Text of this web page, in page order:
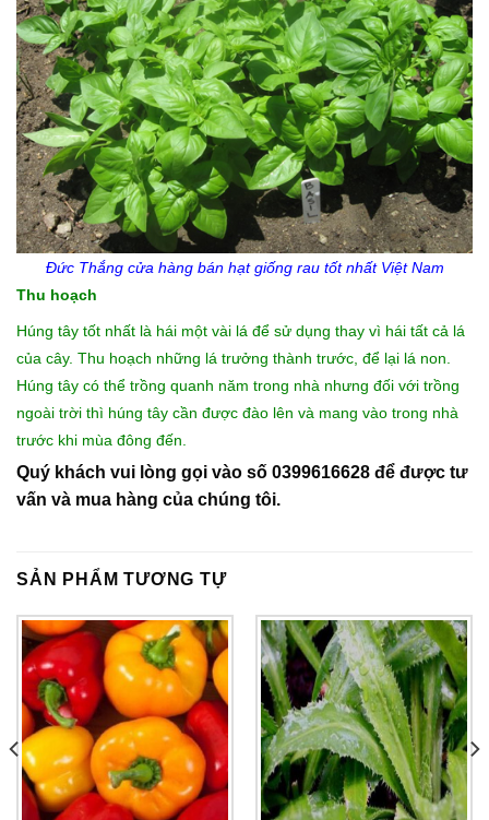
Đức Thắng cửa hàng bán hạt giống rautốt nhất Việt Nam
Thu hoạch
Húng tây tốt nhất là hái một vài lá để sử dụng thay vì hái tất cả lá
của cây. Thu hoạch những lá trưởng thành trước, để lại lá non.
Húng tây có thể trồng quanh năm trong nhà nhưng đối với trồng
ngoài trời thì húng tây cần được đào lên và mang vào trong nhà
trước khi mùa đông đến.
Quý khách vui lòng gọi vào số 0399616628 để được tư
vấn và mua hàng của chúng tôi.
SẢN PHẨM TƯƠNG TỰ